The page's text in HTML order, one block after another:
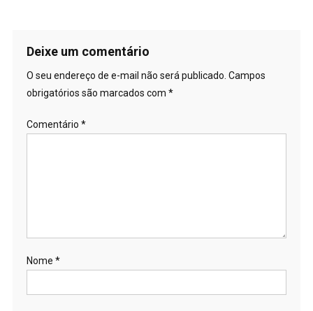
Deixe um comentário
O seu endereço de e-mail não será publicado. Campos
obrigatórios são marcados com *
Comentário *
Nome *